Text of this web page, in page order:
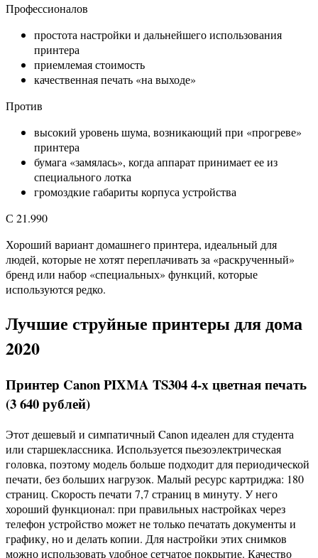
Профессионалов
простота настройки и дальнейшего использования
принтера
приемлемая стоимость
качественная печать «на выходе»
Против
высокий уровень шума, возникающий при «прогреве»
принтера
бумага «замялась», когда аппарат принимает ее из
специального лотка
громоздкие габариты корпуса устройства
С 21.990
Хороший вариант домашнего принтера, идеальный для
людей, которые не хотят переплачивать за «раскрученный»
бренд или набор «специальных» функций, которые
используются редко.
Лучшие струйные принтеры для дома
2020
Принтер Canon PIXMA TS304 4-х цветная печать
(3 640 рублей)
Этот дешевый и симпатичный Canon идеален для студента
или старшеклассника. Используется пьезоэлектрическая
головка, поэтому модель больше подходит для периодической
печати, без больших нагрузок. Малый ресурс картриджа: 180
страниц. Скорость печати 7,7 страниц в минуту. У него
хороший функционал: при правильных настройках через
телефон устройство может не только печатать документы и
графику, но и делать копии. Для настройки этих снимков
можно использовать удобное сетчатое покрытие. Качество